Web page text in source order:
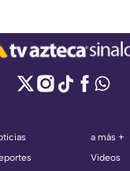
a más +
Videos